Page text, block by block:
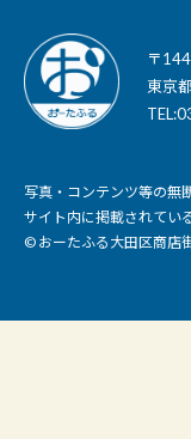
〒
東京
写真・コンテンツ等の無
サイト内に掲載されてい
© おーたふる大田区商店